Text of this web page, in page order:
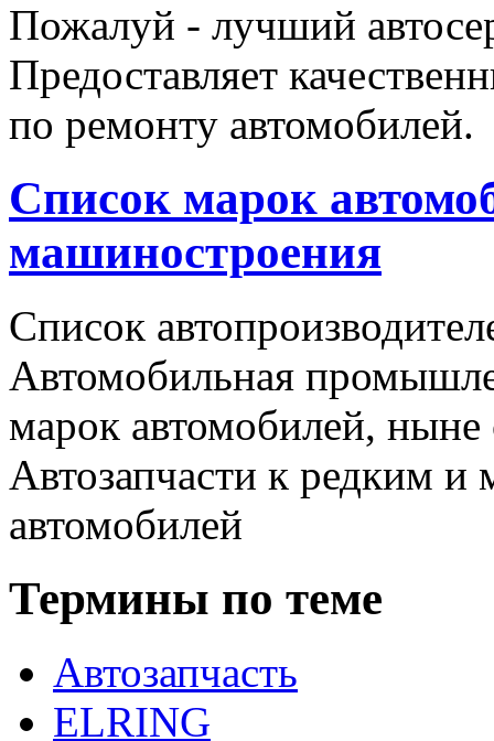
Пожалуй - лучший
Предоставляет
по ремонту автомобилей.
Список марок
машиностроения
Список
Автомобильная
марок автомобилей,
Автозапчасти к редким
автомобилей
Термины по теме
Автозапчасть
ELRING